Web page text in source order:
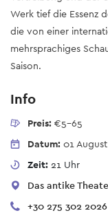
Werk tief die Essenz
die von einer
mehrsprachiges
Saison.
Info
Preis: €5-65
Datum: 01
Zeit: 21 Uhr
Das antike
+30 275 302 2026